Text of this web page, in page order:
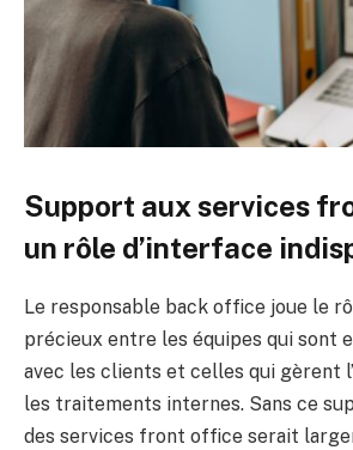
Support aux services
un rôle d’interface
Le responsable back office joue le
précieux entre les équipes qui sont
avec les clients et celles qui gèrent
les traitements internes. Sans ce
des services front office serait